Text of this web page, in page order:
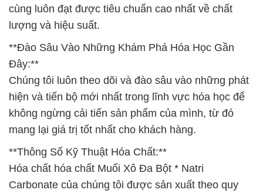
cùng luôn đạt được tiêu chuẩn cao nhất về chất
lượng và hiệu suất.
**Đào Sâu Vào Những Khám Phá Hóa Học Gần
Đây:**
Chúng tôi luôn theo dõi và đào sâu vào những phát
hiện và tiến bộ mới nhất trong lĩnh vực hóa học để
không ngừng cải tiến sản phẩm của mình, từ đó
mang lại giá trị tốt nhất cho khách hàng.
**Thông Số Kỹ Thuật Hóa Chất:**
Hóa chất hóa chất Muối Xô Đa Bột * Natri
Carbonate của chúng tôi được sản xuất theo quy